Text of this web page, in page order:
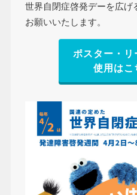
世界自閉症啓発デーを広げ
お願いいたします。
ポスター・リ
使用はこ